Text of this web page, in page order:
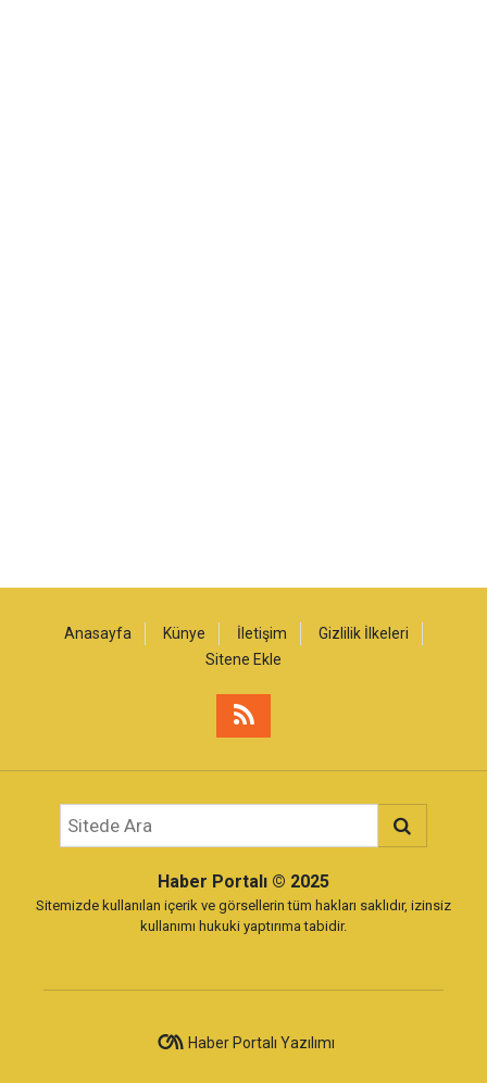
Anasayfa Künye İletişim
Gizlilik İlkeleri
Sitene Ekle
Haber Portalı © 2025
Sitemizde kullanılan içerik ve görsellerin tüm hakları saklıdır, izinsiz
kullanımı hukuki yaptırıma tabidir.
Haber Portalı Yazılımı